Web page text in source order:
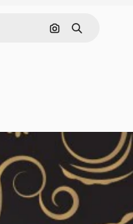
Nach Bild suchen
Suchen